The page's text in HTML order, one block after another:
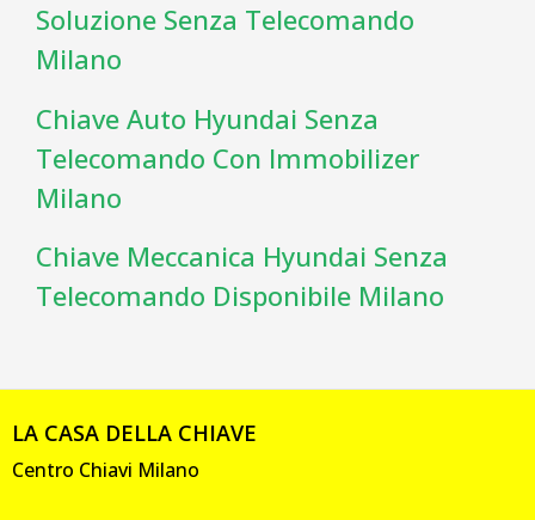
Soluzione Senza Telecomando
Milano
Chiave Auto Hyundai Senza
Telecomando Con Immobilizer
Milano
Chiave Meccanica Hyundai Senza
Telecomando Disponibile Milano
LA CASA DELLA CHIAVE
Centro Chiavi Milano